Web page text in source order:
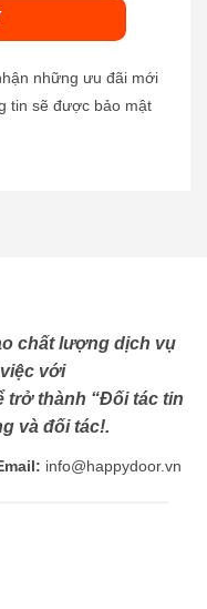
những ưu đãi mới
tin sẽ được bảo mật
chất lượng dịch vụ
với
trở thành “Đối tác tin
và đối tác!.
: info@happydoor.vn